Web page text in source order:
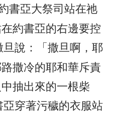
書亞大祭司站在祂
約書亞的右邊要控
說：「撒旦啊，耶
撒冷的耶和華斥責
抽出來的一根柴
亞穿著污穢的衣服站